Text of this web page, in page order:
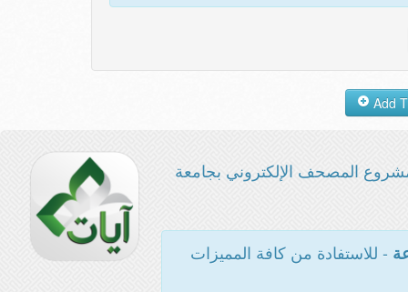
المصحف الإلكتروني بجامعة
- للاستفادة من كافة المميزات